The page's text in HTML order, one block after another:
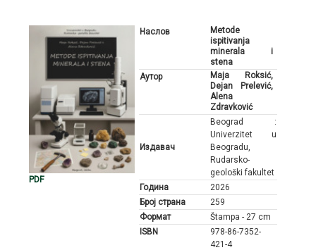
PDF
Наслов
Metode
ispitivanja
minerala i
stena
Аутор
Maja Roksić,
Dejan Prelević,
Alena
Zdravković
Издавач
Beograd :
Univerzitet u
Beogradu,
Rudarsko-
geološki fakultet
Година
2026
Број страна
259
Формат
Štampa - 27 cm
ISBN
978-86-7352-
421-4